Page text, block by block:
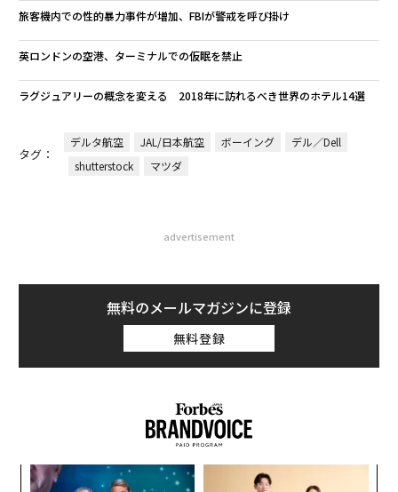
旅客機内での性的暴力事件が増加、FBIが警戒を呼び掛け
英ロンドンの空港、ターミナルでの仮眠を禁止
ラグジュアリーの概念を変える 2018年に訪れるべき世界のホテル14選
タグ：
デルタ航空 JAL/日本航空 ボーイング
デル／Dell
shutterstock
マツダ
advertisement
無料のメールマガジンに登録
無料登録